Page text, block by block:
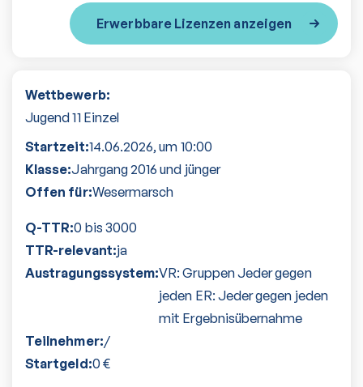
Erwerbbare Lizenzen anzeigen
Wettbewerb:
Jugend 11 Einzel
Startzeit:14.06.2026, um 10:00
Klasse:Jahrgang 2016 und jünger
Offen für:Wesermarsch
Q-TTR:0 bis 3000
TTR-relevant:ja
Austragungssystem:VR: Gruppen Jeder gegen
jeden ER: Jeder gegen jeden
mit Ergebnisübernahme
Teilnehmer:/
Startgeld:0 €